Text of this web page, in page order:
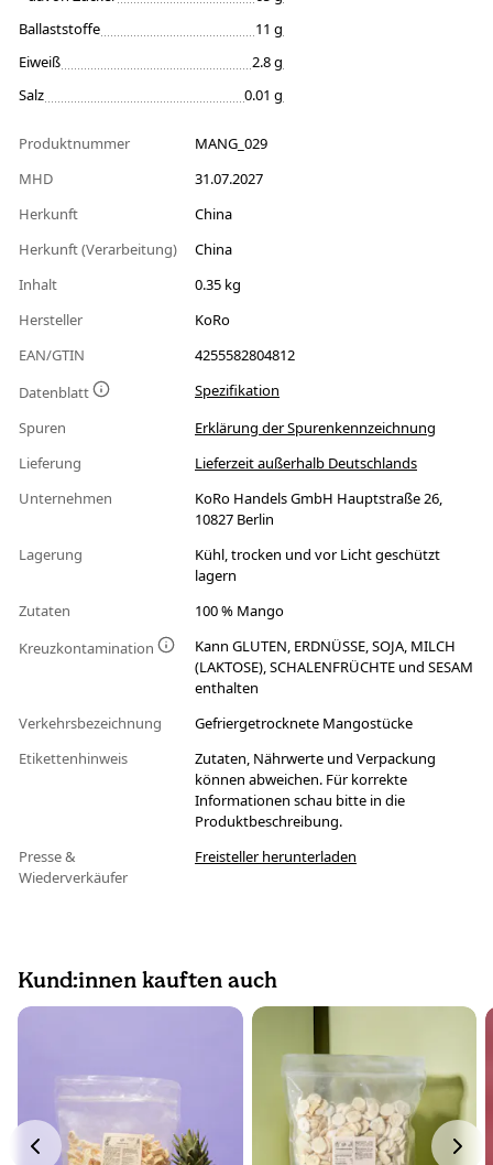
Ballaststoffe
11 g
Eiweiß
2.8 g
Salz
0.01 g
Produktnummer
MANG_029
MHD
31.07.2027
Herkunft
China
Herkunft (Verarbeitung)
China
Inhalt
0.35 kg
Hersteller
KoRo
EAN/GTIN
4255582804812
Datenblatt
Spezifikation
Spuren
Erklärung der Spurenkennzeichnung
Lieferung
Lieferzeit außerhalb Deutschlands
Unternehmen
KoRo Handels GmbH Hauptstraße 26,
10827 Berlin
Lagerung
Kühl, trocken und vor Licht geschützt
lagern
Zutaten
100 % Mango
Kreuzkontamination
Kann GLUTEN, ERDNÜSSE, SOJA, MILCH
(LAKTOSE), SCHALENFRÜCHTE und SESAM
enthalten
Verkehrsbezeichnung
Gefriergetrocknete Mangostücke
Etikettenhinweis
Zutaten, Nährwerte und Verpackung
können abweichen. Für korrekte
Informationen schau bitte in die
Produktbeschreibung.
Presse &
Wiederverkäufer
Freisteller herunterladen
Kund:innen kauften auch